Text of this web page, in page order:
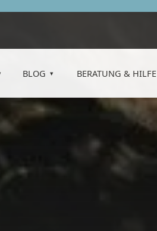
BLOG BERATUNG & HILFE